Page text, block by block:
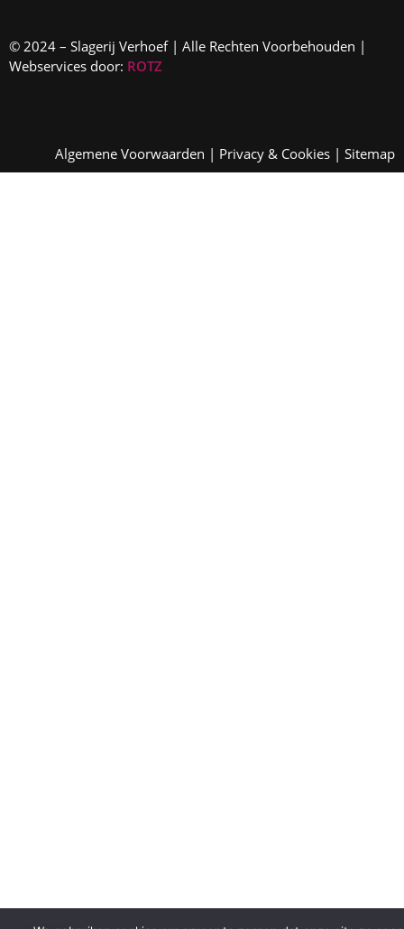
© 2024 – Slagerij Verhoef | Alle Rechten Voorbehouden |
Webservices door: ROTZ
Algemene Voorwaarden | Privacy & Cookies | Sitemap